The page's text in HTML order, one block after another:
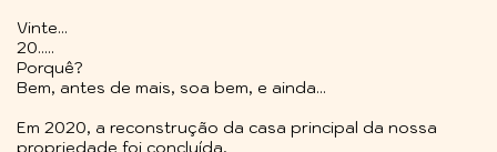
Vinte...
20.....
Porquê?
Bem, antes de mais, soa bem, e ainda...
Em 2020, a reconstrução da casa principal da nossa
propriedade foi concluída,